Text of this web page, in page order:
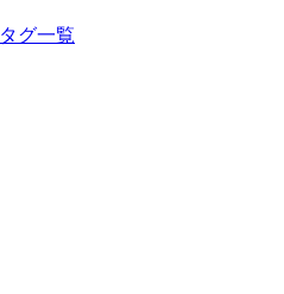
タグ一覧